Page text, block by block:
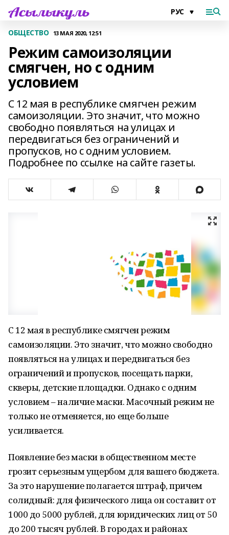
ОБЩЕСТВО 13 МАЯ 2020, 12:51
Режим самоизоляции
смягчен, но с одним
условием
С 12 мая в республике смягчен режим
самоизоляции. Это значит, что можно
свободно появляться на улицах и
передвигаться без ограничений и
пропусков, но с одним условием.
Подробнее по ссылке на сайте газеты.
С 12 мая в республике смягчен режим
самоизоляции. Это значит, что можно свободно
появляться на улицах и передвигаться без
ограничений и пропусков, посещать парки,
скверы, детские площадки. Однако с одним
условием – наличие маски. Масочный режим не
только не отменяется, но еще больше
усиливается.
Появление без маски в общественном месте
грозит серьезным ущербом для вашего бюджета.
За это нарушение полагается штраф, причем
солидный: для физического лица он составит от
1000 до 5000 рублей, для юридических лиц от 50
до 200 тысяч рублей. В городах и районах